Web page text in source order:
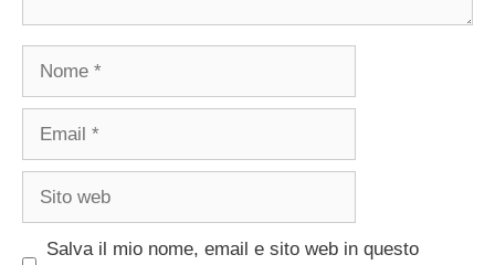
Nome
Email
Sito
Salva il mio nome, email e sito web in questo